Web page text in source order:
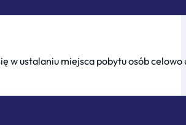
w ustalaniu miejsca pobytu osób